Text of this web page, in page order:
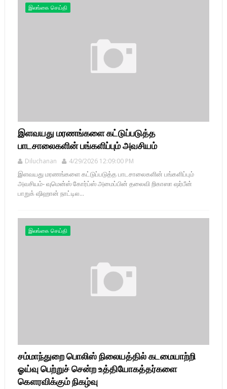
இலங்கை செய்தி
இளவயது மரணங்களை கட்டுப்படுத்த
பாடசாலைகளின் பங்களிப்பும் அவசியம்
Diluchanan 4/29/2026 12:09:00 PM
இளவயது மரணங்களை கட்டுப்படுத்த பாடசாலைகளின் பங்களிப்பும்
அவசியம்- வுமென்ஸ் கோர்ப்ஸ் அமைப்பின் தலைவி றிகாஸா ஷர்பீன்
பாறுக் ஷிஹான் நாட்டில...
இலங்கை செய்தி
சம்மாந்துறை பொலிஸ் நிலையத்தில் கடமையாற்றி
ஓய்வு பெற்றுச் சென்ற உத்தியோகத்தர்களை
கௌரவிக்கும் நிகழ்வு